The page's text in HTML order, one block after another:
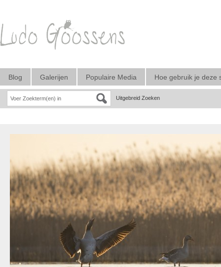
Blog Galerijen Populaire Media Hoe gebruik je deze
Uitgebreid Zoeken